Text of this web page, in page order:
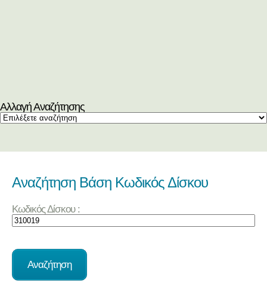
Αλλαγή Αναζήτησης
Αναζήτηση Βάση Κωδικός Δίσκου
Κωδικός Δίσκου :